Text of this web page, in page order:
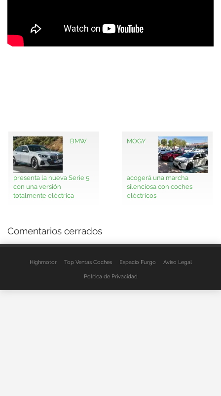
BMW
presenta la nueva Serie 5
con una versión
totalmente eléctrica
MOGY
acogerá una marcha
silenciosa con coches
eléctricos
Comentarios cerrados
Highmotor Top Ventas Coches Espacio Furgo Aviso Legal
Política de Privacidad